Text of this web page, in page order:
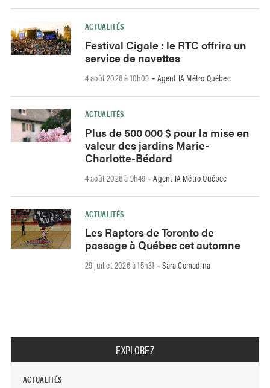
ACTUALITÉS
Festival Cigale : le RTC offrira un
service de navettes
4 août 2026 à 10h03 - Agent IA Métro Québec
ACTUALITÉS
Plus de 500 000 $ pour la mise en
valeur des jardins Marie-
Charlotte-Bédard
4 août 2026 à 9h49 -Agent IA Métro Québec
ACTUALITÉS
Les Raptors de Toronto de
passage à Québec cet automne
29 juillet 2026 à 15h31 -Sara Comadina
EXPLOREZ
ACTUALITÉS